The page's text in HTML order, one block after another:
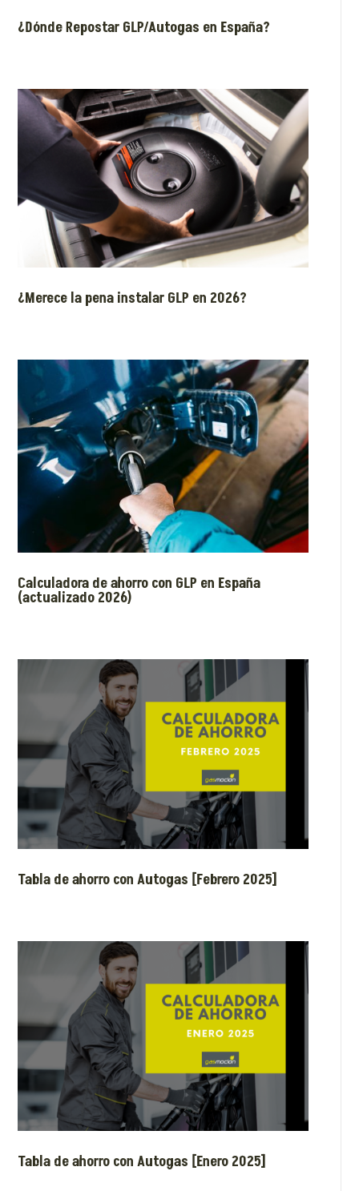
¿Dónde Repostar GLP/Autogas en España?
¿Merece la pena instalar GLP en 2026?
Calculadora de ahorro con GLP en España
(actualizado 2026)
Tabla de ahorro con Autogas [Febrero 2025]
Tabla de ahorro con Autogas [Enero 2025]